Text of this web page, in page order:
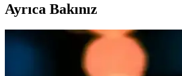
Ayrıca Bakınız
Tommy Erkek Mayo Koleksiyonu
Tommy Hilfiger erkek mayo koleksiyonu,